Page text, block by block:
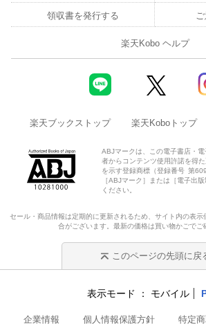
領収書を発行する
楽天Kobo ヘルプ
楽天ブックストップ 楽天Koboトップ
ABJマークは、この電子書店・
者からコンテンツ使用許諾を得
を示す登録商標（登録番号 第
［ABJマーク］または［電子出
ください。
セール・商品情報は定期的に更新されるため、サイト内の表
合がございます。最新の価格は買い物かごでご
このページの先頭に戻
表示モード モバイル
企業情報 個人情報保護方針 特定